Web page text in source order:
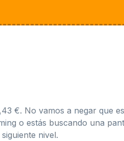
€. No vamos a negar que
o estás buscando una
nivel.